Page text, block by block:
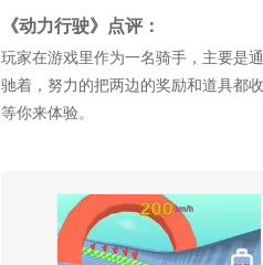
《动力行驶》点评：
玩家在游戏里作为一名骑手，主要是
驰着，努力的把两边的奖励和道具都
等你来体验。